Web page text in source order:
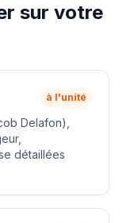
sur votre
à l'unité
Delafon),
détaillées